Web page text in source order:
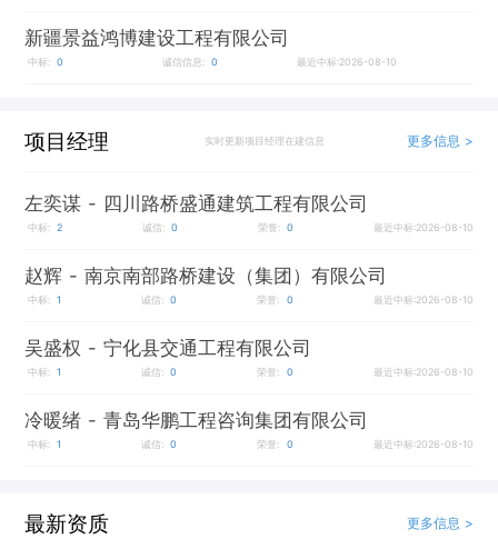
新疆景益鸿博建设工程有限公司
中标: 0 诚信信息: 0 最近中标:2026-08-10
项目经理 实时更新项目经理在建信息 更多信息 >
左奕谋 - 四川路桥盛通建筑工程有限公司
中标: 2 诚信: 0 荣誉: 0 最近中标:2026-08-10
赵辉 - 南京南部路桥建设（集团）有限公司
中标: 1 诚信: 0 荣誉: 0 最近中标:2026-08-10
吴盛权 - 宁化县交通工程有限公司
中标: 1 诚信: 0 荣誉: 0 最近中标:2026-08-10
冷暖绪 - 青岛华鹏工程咨询集团有限公司
中标: 1 诚信: 0 荣誉: 0 最近中标:2026-08-10
最新资质 更多信息 >